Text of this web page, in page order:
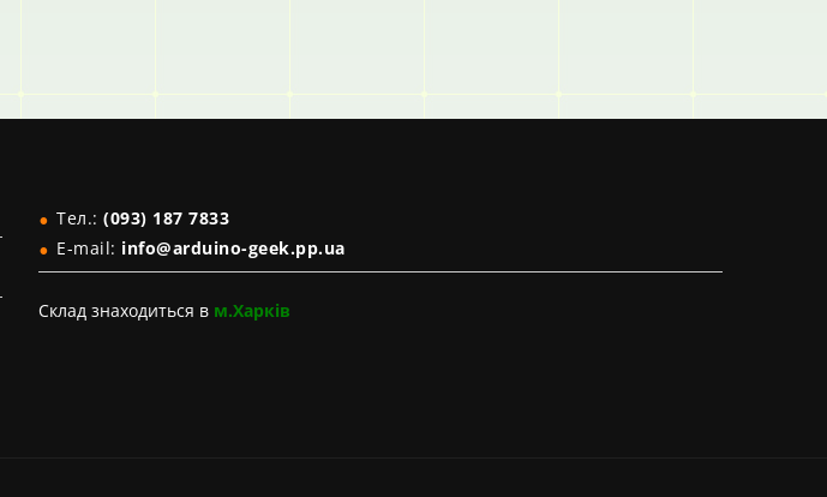
Тел.: (093) 187 7833
E-mail: info@arduino-geek.pp.ua
Склад знаходиться в м.Харків